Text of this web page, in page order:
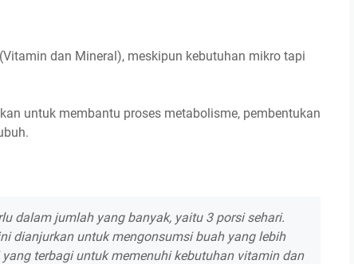
dan Mineral), meskipun kebutuhan mikro tapi
untuk membantu proses metabolisme, pembentukan
dalam jumlah yang banyak, yaitu 3 porsi sehari.
dianjurkan untuk mengonsumsi buah yang lebih
terbagi untuk memenuhi kebutuhan vitamin dan